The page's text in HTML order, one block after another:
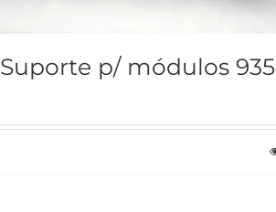
Suporte p/ módulos 935